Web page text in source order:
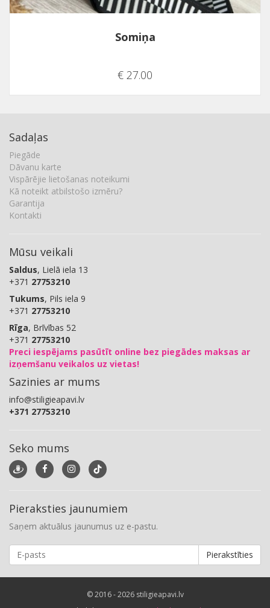
Somiņa
€ 27.00
Sadaļas
Piegāde
Dāvanu karte
Vispārējie lietošanas noteikumi
Kā noteikt atbilstošo izmēru?
Garantija
Kontakti
Mūsu veikali
Saldus, Lielā iela 13
+371 27753210
Tukums, Pils iela 9
+371 27753210
Rīga, Brīvības 52
+371 27753210
Preci iespējams pasūtīt online bez piegādes maksas ar
izņemšanu veikalos uz vietas!
Sazinies ar mums
info@stiligieapavi.lv
+371 27753210
Seko mums
Pieraksties jaunumiem
Saņem aktuālus jaunumus uz e-pastu.
Pierakstīties
© 2016 - 2026 stiligieapavi.lv